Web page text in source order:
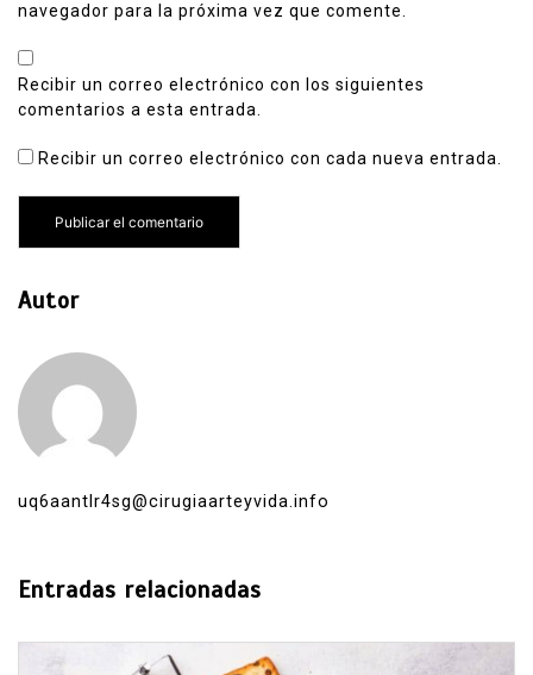
navegador para la próxima vez que comente.
Recibir un correo electrónico con los siguientes
comentarios a esta entrada.
Recibir un correo electrónico con cada nueva entrada.
Autor
uq6aantlr4sg@cirugiaarteyvida.info
Entradas relacionadas